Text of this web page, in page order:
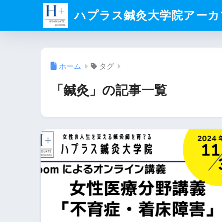
ハプラス鍼灸大学院アー
ホーム タグ
「鍼灸」の記事一覧